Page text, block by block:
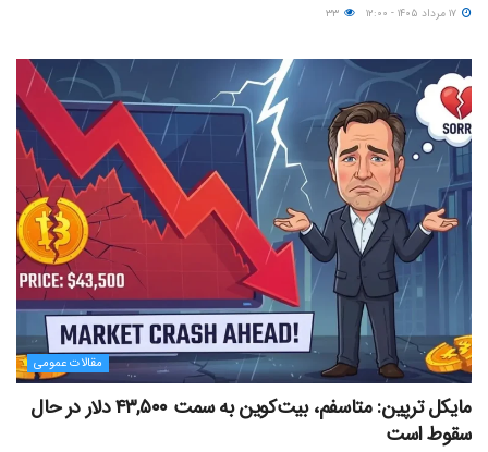
مقالات عمومی
مایکل ترپین: متاسفم، بیت‌کوین به سمت ۴۳,۵۰۰ دلار در حال
سقوط است